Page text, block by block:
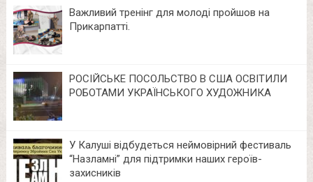
Важливий тренінг для молоді пройшов на
Прикарпатті.
РОСІЙСЬКЕ ПОСОЛЬСТВО В США ОСВІТИЛИ
РОБОТАМИ УКРАЇНСЬКОГО ХУДОЖНИКА
У Калуші відбудеться неймовірний фестиваль
“Назламні” для підтримки наших героїв-
захисників